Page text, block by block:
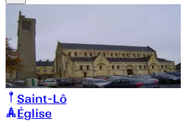
Saint-Lô
Église